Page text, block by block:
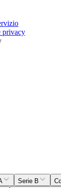
privacy
Serie B